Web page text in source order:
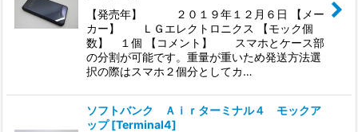
【発売年】 ２０１９年１２月６日 【メー
カー】 ＬＧエレクトロニクス 【モック個
数】 １個 【コメント】 スマホとケース部
の分割が可能です。重量が重いため発送方法選
択の際はスマホ２個分としてカ…
ソフトバンク Ａｉｒターミナル４ モックア
ップ [Terminal4]